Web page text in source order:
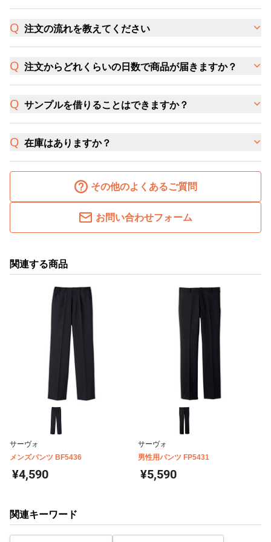
注文の流れを教えてください
注文からどれくらいの日数で商品が届きますか？
サンプルを借りることはできますか？
在庫はありますか？
その他のよくあるご質問
お問い合わせフォーム
関連する商品
サーヴォ
メンズパンツ BF5436
¥4,590
サーヴォ
男性用パンツ FP5431
¥5,590
関連キーワード